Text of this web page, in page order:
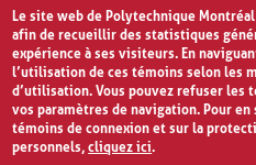
Le site web de Polytechnique
afin de recueillir des statistiques
expérience à ses visiteurs. En
l’utilisation de ces témoins selon les
d’utilisation. Vous pouvez refuser les
vos paramètres de navigation. Pour
témoins de connexion et sur la
personnels,cliquez ici.